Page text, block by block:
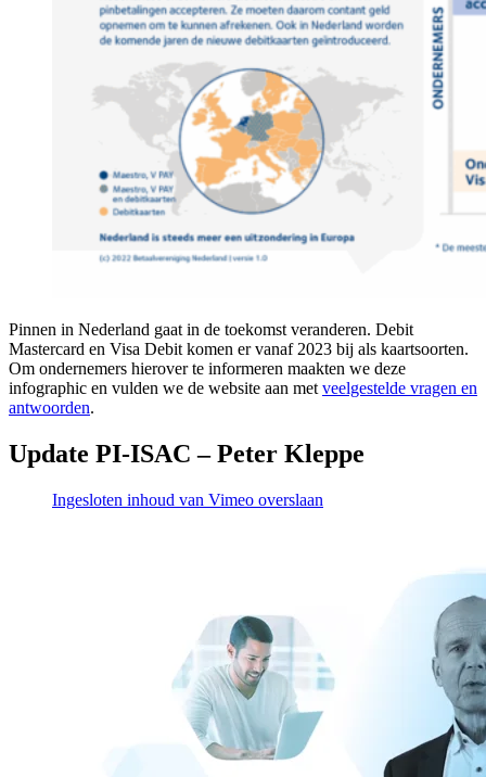
Pinnen in Nederland gaat in de toekomst veranderen. Debit
Mastercard en Visa Debit komen er vanaf 2023 bij als kaartsoorten.
Om ondernemers hierover te informeren maakten we deze
infographic en vulden we de website aan met veelgestelde vragen en
antwoorden.
Update PI-ISAC – Peter Kleppe
Ingesloten inhoud van Vimeo overslaan